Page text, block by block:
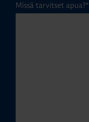
Missä tarvitset apua?*